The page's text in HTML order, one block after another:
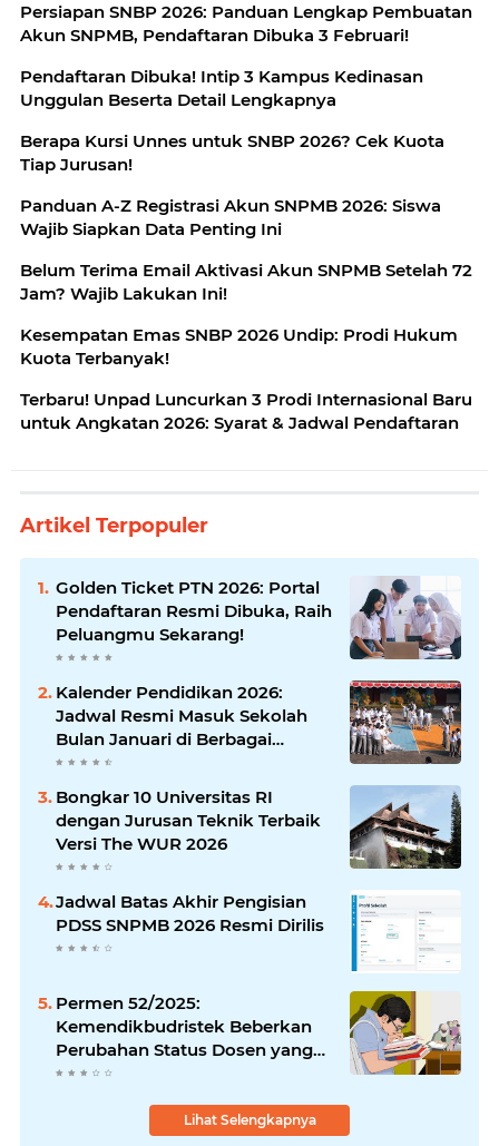
Persiapan SNBP 2026: Panduan Lengkap Pembuatan
Akun SNPMB, Pendaftaran Dibuka 3 Februari!
Pendaftaran Dibuka! Intip 3 Kampus Kedinasan
Unggulan Beserta Detail Lengkapnya
Berapa Kursi Unnes untuk SNBP 2026? Cek Kuota
Tiap Jurusan!
Panduan A-Z Registrasi Akun SNPMB 2026: Siswa
Wajib Siapkan Data Penting Ini
Belum Terima Email Aktivasi Akun SNPMB Setelah 72
Jam? Wajib Lakukan Ini!
Kesempatan Emas SNBP 2026 Undip: Prodi Hukum
Kuota Terbanyak!
Terbaru! Unpad Luncurkan 3 Prodi Internasional Baru
untuk Angkatan 2026: Syarat & Jadwal Pendaftaran
Artikel Terpopuler
Golden Ticket PTN 2026: Portal
Pendaftaran Resmi Dibuka, Raih
Peluangmu Sekarang!
Kalender Pendidikan 2026:
Jadwal Resmi Masuk Sekolah
Bulan Januari di Berbagai
Daerah
Bongkar 10 Universitas RI
dengan Jurusan Teknik Terbaik
Versi The WUR 2026
Jadwal Batas Akhir Pengisian
PDSS SNPMB 2026 Resmi Dirilis
Permen 52/2025:
Kemendikbudristek Beberkan
Perubahan Status Dosen yang
Krusial
Lihat Selengkapnya